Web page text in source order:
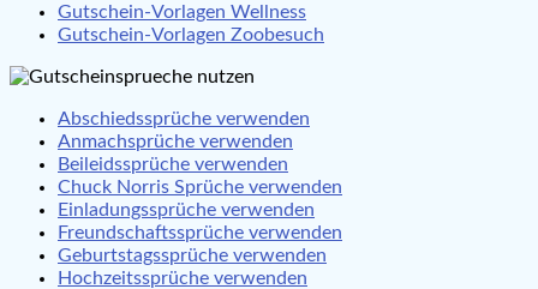
Gutschein-Vorlagen Wellness
Gutschein-Vorlagen Zoobesuch
Abschiedssprüche verwenden
Anmachsprüche verwenden
Beileidssprüche verwenden
Chuck Norris Sprüche verwenden
Einladungssprüche verwenden
Freundschaftssprüche verwenden
Geburtstagssprüche verwenden
Hochzeitssprüche verwenden